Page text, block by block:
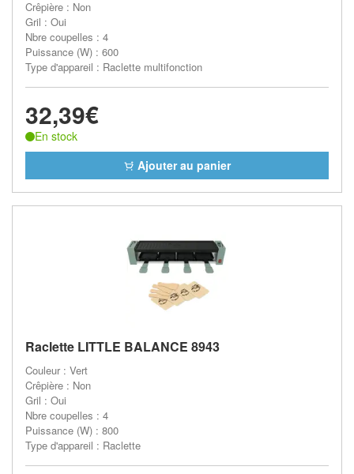
Crêpière : Non
Gril : Oui
Nbre coupelles : 4
Puissance (W) : 600
Type d'appareil : Raclette multifonction
32,39€
En stock
Ajouter au panier
Raclette LITTLE BALANCE 8943
Couleur : Vert
Crêpière : Non
Gril : Oui
Nbre coupelles : 4
Puissance (W) : 800
Type d'appareil : Raclette